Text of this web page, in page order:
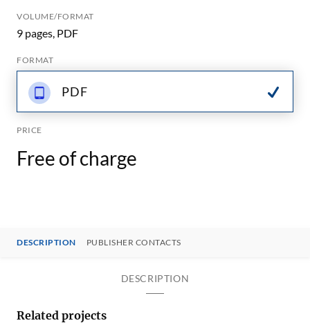
VOLUME/FORMAT
9 pages, PDF
FORMAT
PDF
PRICE
Free of charge
DESCRIPTION PUBLISHER CONTACTS
DESCRIPTION
Related projects